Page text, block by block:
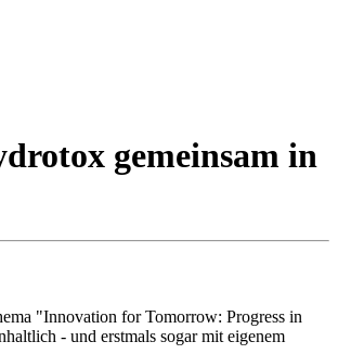
gemeinsam in
"Innovation for Tomorrow: Progress in
- und erstmals sogar mit eigenem